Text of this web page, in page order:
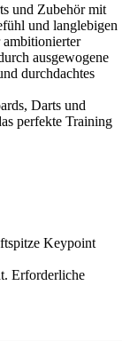
und Zubehör mit
und langlebigen
ausgewogene
durchdachtes
Darts und
perfekte Training
Keypoint
Erforderliche